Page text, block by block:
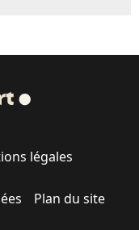
légales
Plan du site